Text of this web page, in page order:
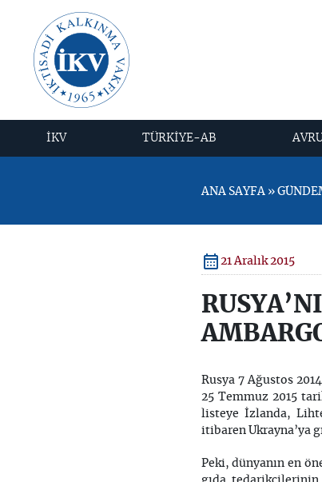
İKV TÜRKİYE-AB
ANA SAYFA »
21 Aralık 2015
Rusya 7 Ağustos
25 Temmuz 2015
listeye İzlanda,
itibaren Ukrayna’ya
Peki, dünyanın en